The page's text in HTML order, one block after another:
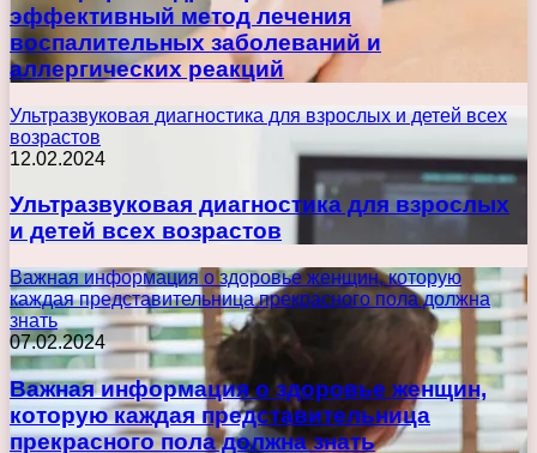
эффективный метод лечения
воспалительных заболеваний и
аллергических реакций
Ультразвуковая диагностика для взрослых и детей всех
возрастов
12.02.2024
Ультразвуковая диагностика для взрослых
и детей всех возрастов
Важная информация о здоровье женщин, которую
каждая представительница прекрасного пола должна
знать
07.02.2024
Важная информация о здоровье женщин,
которую каждая представительница
прекрасного пола должна знать